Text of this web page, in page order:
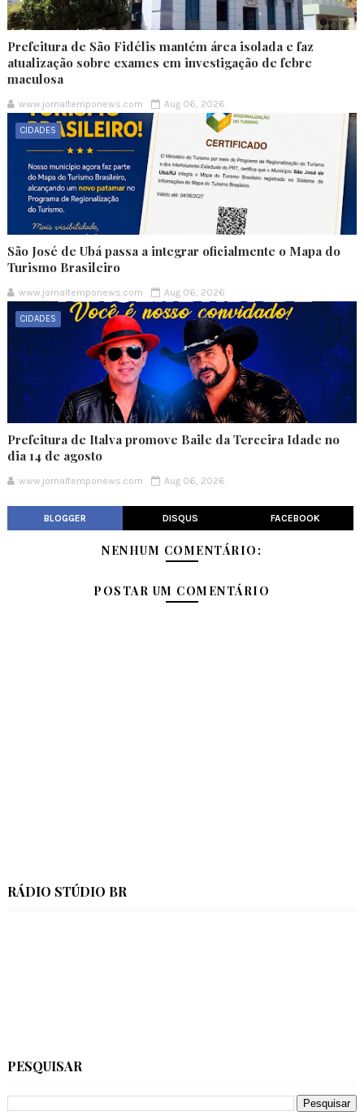
Prefeitura de São Fidélis mantém área isolada e faz
atualização sobre exames em investigação de febre
maculosa
www.jornaltemponews.com Aug 06, 2026
CIDADES
São José de Ubá passa a integrar oficialmente o Mapa do
Turismo Brasileiro
www.jornaltemponews.com Aug 06, 2026
CIDADES
Prefeitura de Italva promove Baile da Terceira Idade no
dia 14 de agosto
www.jornaltemponews.com Aug 06, 2026
BLOGGER DISQUS FACEBOOK
NENHUM COMENTÁRIO:
POSTAR UM COMENTÁRIO
RÁDIO STÚDIO BR
PESQUISAR